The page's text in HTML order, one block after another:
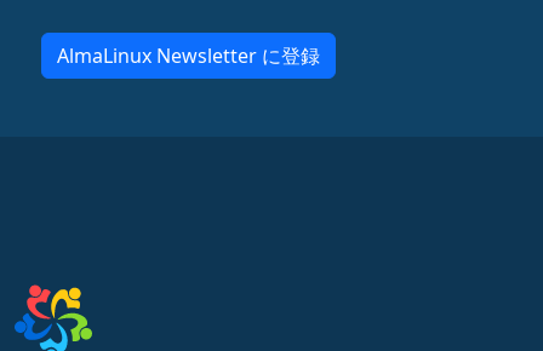
AlmaLinux Newsletter に登録